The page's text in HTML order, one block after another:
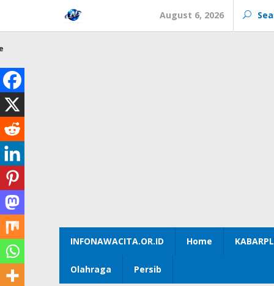
content
August 6, 2026
INFONAWACITA.OR.ID Home
Olahraga Persib